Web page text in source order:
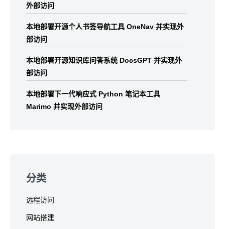
外部访问
本地部署开源个人书签导航工具 OneNav 并实现外
部访问
本地部署开源知识库问答系统 DocsGPT 并实现外
部访问
本地部署下一代响应式 Python 笔记本工具
Marimo 并实现外部访问
分类
远程访问
网站搭建